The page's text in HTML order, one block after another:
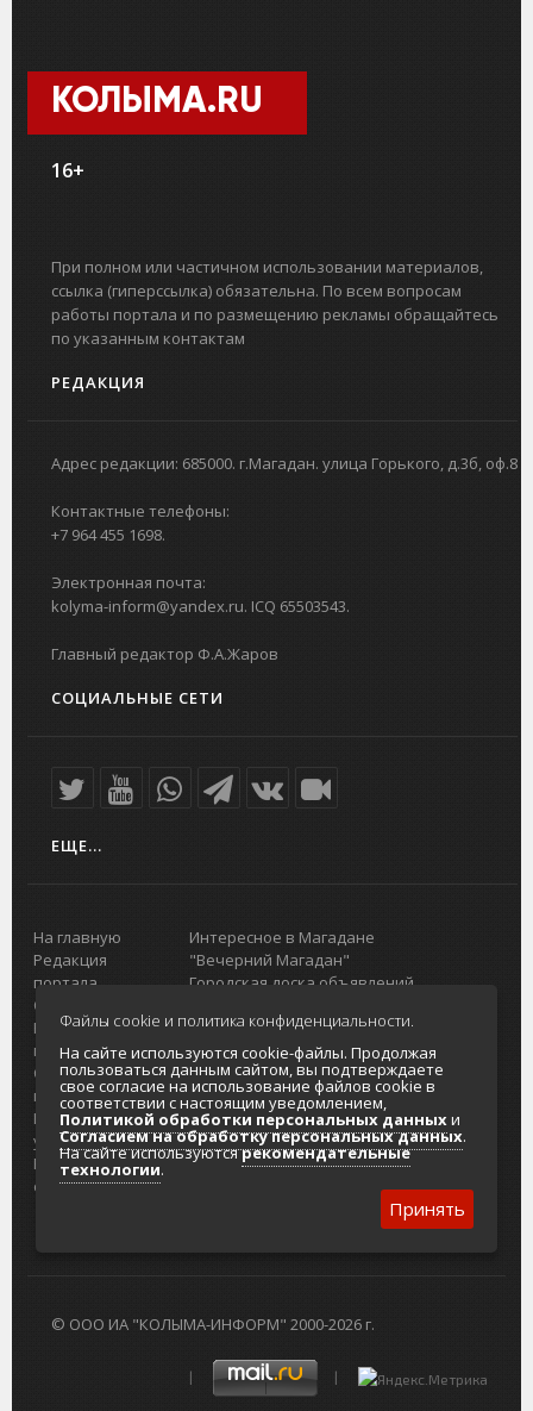
КОЛЫМА.RU
16+
При полном или частичном использовании материалов,
ссылка (гиперссылка) обязательна. По всем вопросам
работы портала и по размещению рекламы обращайтесь
по указанным контактам
РЕДАКЦИЯ
Адрес редакции: 685000. г.Магадан. улица Горького, д.3б, оф.8
Контактные телефоны:
+7 964 455 1698.
Электронная почта:
kolyma-inform@yandex.ru. ICQ 65503543.
Главный редактор Ф.А.Жаров
СОЦИАЛЬНЫЕ СЕТИ
ЕЩЕ...
На главную
Редакция
портала
О проекте
Реклама на
портале
Отзывы и
предложения
Интернет-
услуги
Разработка
сайтов
Интересное в Магадане
"Вечерний Магадан"
Городская доска объявлений
Главный туристический портал
Колымы
Политика в отношении обработки
персональных данных
Согласие на обработку персональных
данных
© ООО ИА "КОЛЫМА-ИНФОРМ" 2000-2026 г.
Файлы cookie и политика конфиденциальности.
На сайте используются cookie-файлы. Продолжая
пользоваться данным сайтом, вы подтверждаете
свое согласие на использование файлов cookie в
соответствии с настоящим уведомлением,
Политикой обработки персональных данныхи
Согласием на обработку персональных данных.
На сайте используютсярекомендательные
технологии.
Принять